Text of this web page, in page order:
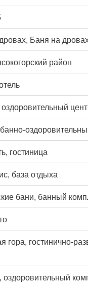
Баня на
район
оздоровительный
гостиница
база отдыха
бани, банный
гора, гостинично-
оздоровительный